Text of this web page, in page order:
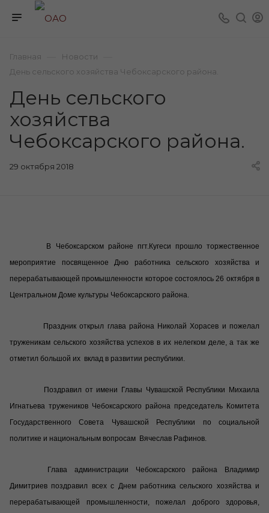
Главная Новости
День сельского хозяйства Чебоксарского района.
День сельского
хозяйства
Чебоксарского района.
29 октября 2018
В Чебоксарском районе пгт.Кугеси прошло торжественное
мероприятие посвященное Дню работника сельского хозяйства и
перерабатывающей промышленности которое состоялось 26 октября в
Центральном Доме культуры Чебоксарского района.
Праздник открыл глава района Николай Хорасев и пожелал
труженикам сельского хозяйства успехов в их нелегком деле, а так же
отметил большой их вклад в развитии республики.
Поздравил от имени Главы Чувашской Республики Михаила
Игнатьева тружеников Чебоксарского района председатель Комитета
Государственного Совета Чувашской Республики по социальной
политике и национальным вопросам Вячеслав Рафинов.
Глава администрации Чебоксарского района Владимир
Димитриев поздравил всех с Днем работника сельского хозяйства и
перерабатывающей промышленности, пожелал доброго здоровья,